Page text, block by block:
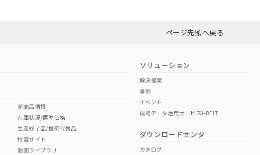
ページ先頭へ戻る
新商品情報
在庫状況/標準価格
生産終了品/推奨代替品
特設サイト
動画ライブラリ
ソリューション
解決提案
事例
イベント
現場データ活用サービスi-BELT
ダウンロードセンタ
カタログ